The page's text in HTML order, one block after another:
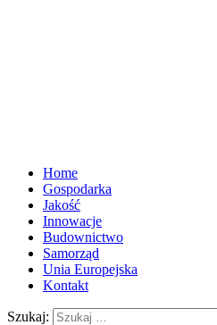
Home
Gospodarka
Jakość
Innowacje
Budownictwo
Samorząd
Unia Europejska
Kontakt
Szukaj: